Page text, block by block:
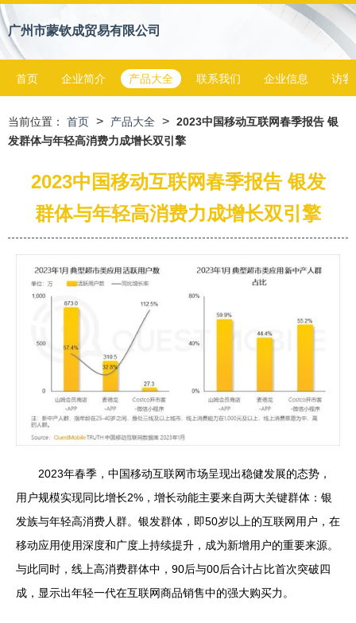
广州市蒙钦成贸易有限公司
首页 企业简介 产品大全 联系我们 企业信息 访客
当前位置： 首页 > 产品大全 > 2023中国移动互联网春季报告 银
发群体与年轻高消费力成增长双引擎
2023中国移动互联网春季报告 银发
群体与年轻高消费力成增长双引擎
2023年春季，中国移动互联网市场呈现出稳健发展的态势，
用户规模实现同比增长2%，增长动能主要来自两大关键群体：银
发族与年轻高消费人群。银发群体，即50岁以上的互联网用户，在
移动应用使用深度和广度上持续提升，成为新增用户的重要来源。
与此同时，线上高消费群体中，90后与00后合计占比首次突破四
成，显示出年轻一代在互联网商品销售中的强大购买力。